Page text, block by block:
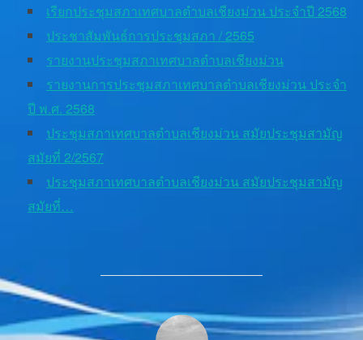
เรียกประชุมสภาเทศบาลตำบลเชียงม่วน ประจำปี 2568
ประชาสัมพันธ์การประชุมสภา / 2565
รายงานประชุมสภาเทศบาลตำบลเชียงม่วน
รายงานการประชุมสภาเทศบาลตำบลเชียงม่วน ประจำ
ปี พ.ศ. 2568
ประชุมสภาเทศบาลตำบลเชียงม่วน สมัยประชุมสามัญ
สมัยที่ 2/2567
ประชุมสภาเทศบาลตำบลเชียงม่วน สมัยประชุมสามัญ
สมัยที่…
POST AUTHOR